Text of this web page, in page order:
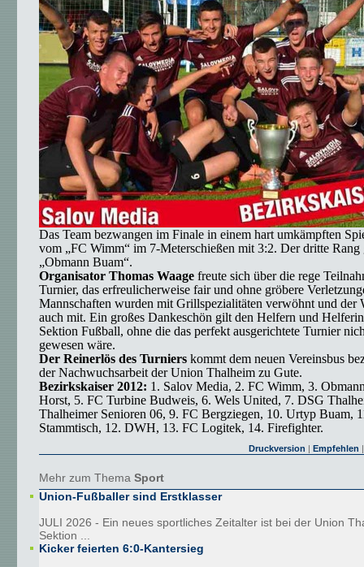
Das Team bezwangen im Finale in einem hart umkämpften
vom „FC Wimm“ im 7-Meterschießen mit 3:2. Der dritte Rang
„Obmann Buam“.
Organisator Thomas Waage freute sich über die rege
Turnier, das erfreulicherweise fair und ohne gröbere
Mannschaften wurden mit Grillspezialitäten verwöhnt und der
auch mit. Ein großes Dankeschön gilt den Helfern und
Sektion Fußball, ohne die das perfekt ausgerichtete Turnier
gewesen wäre.
Der Reinerlös des Turniers kommt dem neuen Vereinsbus
der Nachwuchsarbeit der Union Thalheim zu Gute.
Bezirkskaiser 2012: 1. Salov Media, 2. FC Wimm, 3.
Horst, 5. FC Turbine Budweis, 6. Wels United, 7. DSG
Thalheimer Senioren 06, 9. FC Bergziegen, 10. Urtyp Buam,
Stammtisch, 12. DWH, 13. FC Logitek, 14. Firefighter.
Druckversion | Empfehlen
Mehr zum Thema Sport
Union-Fußballer sind Erstklasser
JULI 2026 - Ein neues sportliches Zeitalter ist bei der Union
Sektion ...
Kicker feierten 6:0-Kantersieg